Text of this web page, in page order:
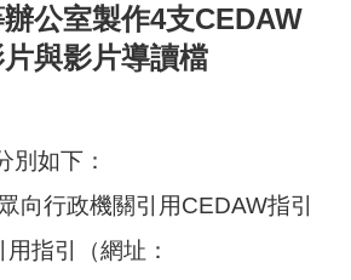
公室製作4支CEDAW
與影片導讀檔
別如下：
向行政機關引用CEDAW指引
指引（網址：